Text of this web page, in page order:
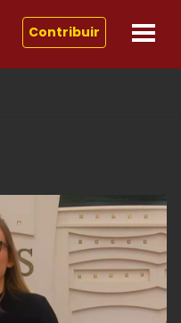
Contribuir